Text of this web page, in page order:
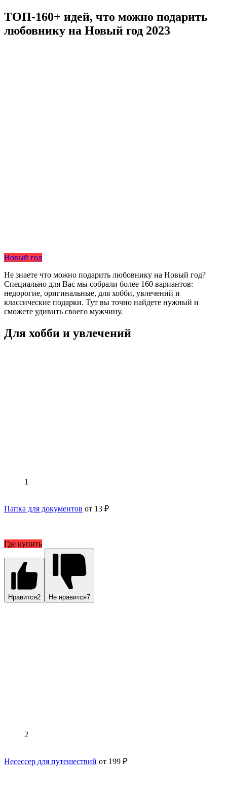
ТОП-160+ идей, что можно подарить
любовнику на Новый год 2023
Новый год
Не знаете что можно подарить любовнику на Новый год?
Специально для Вас мы собрали более 160 вариантов:
недорогие, оригинальные, для хобби, увлечений и
классические подарки. Тут вы точно найдете нужный и
сможете удивить своего мужчину.
Для хобби и увлечений
1
Папка для документов от 13 ₽
Где купить
Нравится2 Не нравится7
2
Несессер для путешествий от 199 ₽